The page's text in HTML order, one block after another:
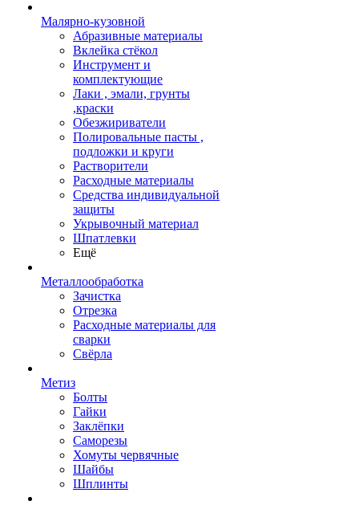
Малярно-кузовной
Абразивные материалы
Вклейка стёкол
Инструмент и
комплектующие
Лаки , эмали, грунты
,краски
Обезжириватели
Полировальные пасты ,
подложки и круги
Растворители
Расходные материалы
Средства индивидуальной
защиты
Укрывочный материал
Шпатлевки
Ещё
Металлообработка
Зачистка
Отрезка
Расходные материалы для
сварки
Свёрла
Метиз
Болты
Гайки
Заклёпки
Саморезы
Хомуты червячные
Шайбы
Шплинты